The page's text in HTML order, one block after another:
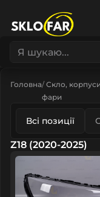
Головна Скло,
фари
Всі позиції
Z18 (2020-2025)